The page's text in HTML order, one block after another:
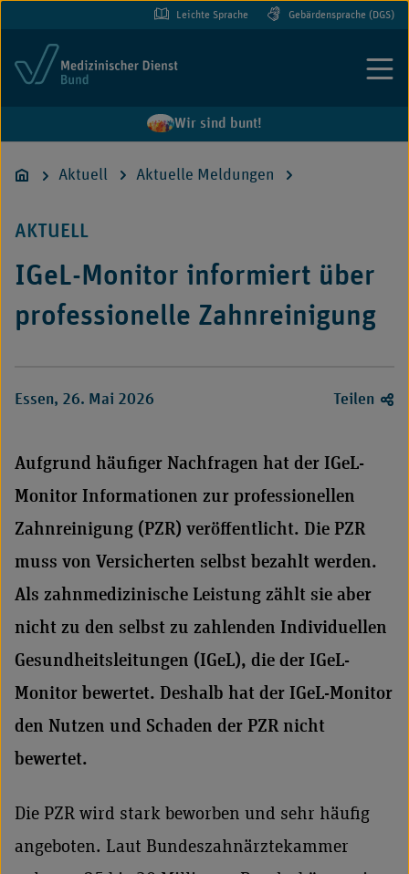
Leichte Sprache Gebärdensprache (DGS)
Menü
Wir sind bunt!
Aktuell Aktuelle Meldungen
AKTUELL
IGeL-Monitor informiert über
professionelle Zahnreinigung
Essen, 26. Mai 2026 Teilen
Aufgrund häufiger Nachfragen hat der IGeL-
Monitor Informationen zur professionellen
Zahnreinigung (PZR) veröffentlicht. Die PZR
muss von Versicherten selbst bezahlt werden.
Als zahnmedizinische Leistung zählt sie aber
nicht zu den selbst zu zahlenden Individuellen
Gesundheitsleitungen (IGeL), die der IGeL-
Monitor bewertet. Deshalb hat der IGeL-Monitor
den Nutzen und Schaden der PZR nicht
bewertet.
Die PZR wird stark beworben und sehr häufig
angeboten. Laut Bundeszahnärztekammer